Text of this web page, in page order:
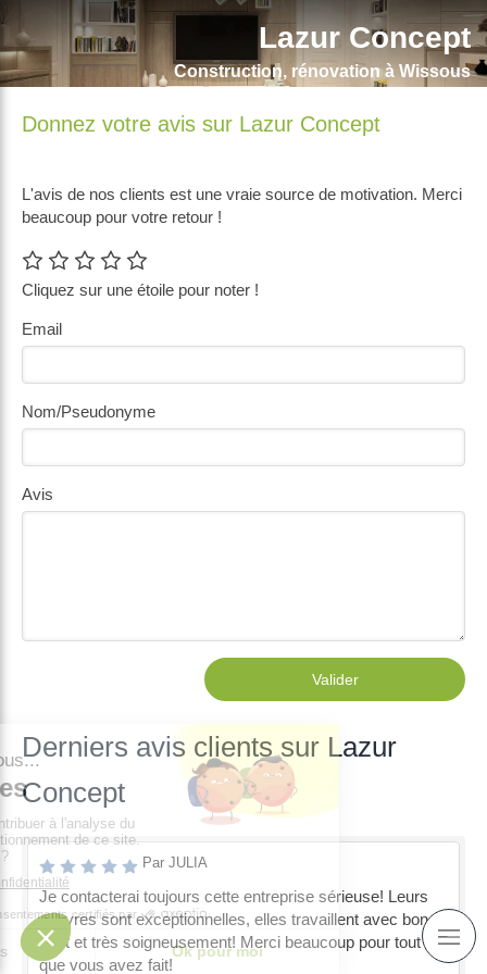
Lazur Concept
Construction, rénovation à Wissous
Donnez votre avis sur Lazur Concept
L'avis de nos clients est une vraie source de motivation. Merci
beaucoup pour votre retour !
Cliquez sur une étoile pour noter !
Email
Nom/Pseudonyme
Avis
Valider
Derniers avis clients sur Lazur
Concept
Par JULIA
Je contacterai toujours cette entreprise sérieuse! Leurs
oeuvres sont exceptionnelles, elles travaillent avec bon
goût et très soigneusement! Merci beaucoup pour tout ce
que vous avez fait!